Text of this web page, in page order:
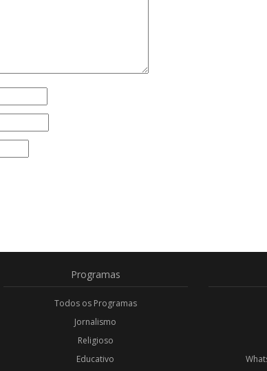
Programas
Todos os Programas
Jornalismo
Religioso
Educativo